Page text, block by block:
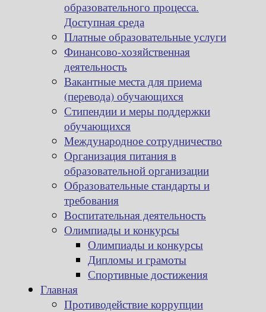
образовательного процесса.
Доступная среда
Платные образовательные услуги
Финансово-хозяйственная
деятельность
Вакантные места для приема
(перевода) обучающихся
Стипендии и меры поддержки
обучающихся
Международное сотрудничество
Организация питания в
образовательной организации
Образовательные стандарты и
требования
Воспитательная деятельность
Олимпиады и конкурсы
Олимпиады и конкурсы
Дипломы и грамоты
Спортивные достижения
Главная
Противодействие коррупции